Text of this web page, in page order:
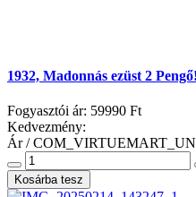
1932, Madonnás ezüst 2 Pengő!
Fogyasztói ár: 59990 Ft
Kedvezmény:
Ár /